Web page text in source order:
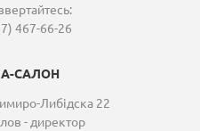
467-66-26
САЛОН
Либідска 22
- директор